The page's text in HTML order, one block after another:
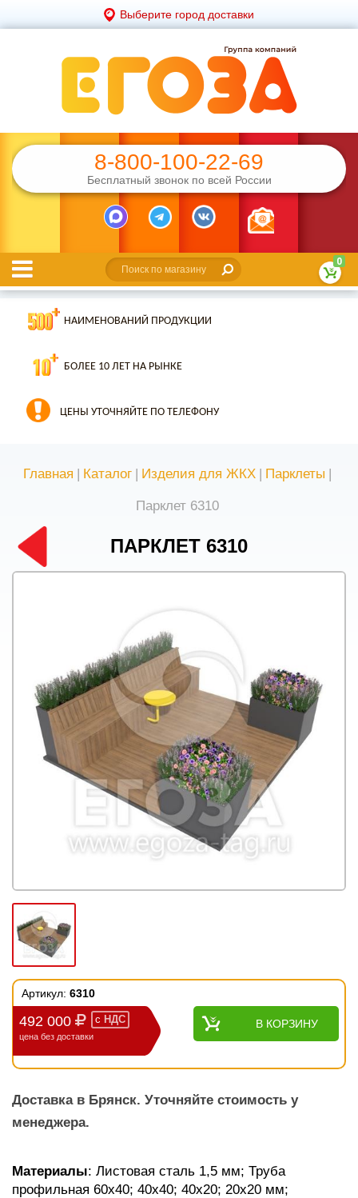
Выберите город доставки
8-800-100-22-69
Бесплатный звонок по всей России
0
НАИМЕНОВАНИЙ ПРОДУКЦИИ
БОЛЕЕ 10 ЛЕТ НА РЫНКЕ
ЦЕНЫ УТОЧНЯЙТЕ ПО ТЕЛЕФОНУ
Главная | Каталог | Изделия для ЖКХ | Парклеты |
Парклет 6310
ПАРКЛЕТ 6310
Артикул: 6310
492 000 с НДС
цена без доставки
В КОРЗИНУ
Доставка в Брянск. Уточняйте стоимость у
менеджера.
Материалы: Листовая сталь 1,5 мм; Труба
профильная 60х40; 40х40; 40х20; 20х20 мм;